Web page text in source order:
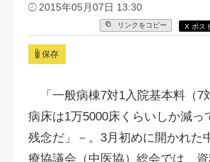
2015年05月07日 13:30
リンクをコピー X ポス
保存
「一般病棟7対1入院基本料（7
病床は1万5000床くらいしか減っ
残念だ」－。3月初めに開かれた
療協議会（中医協）総会では、